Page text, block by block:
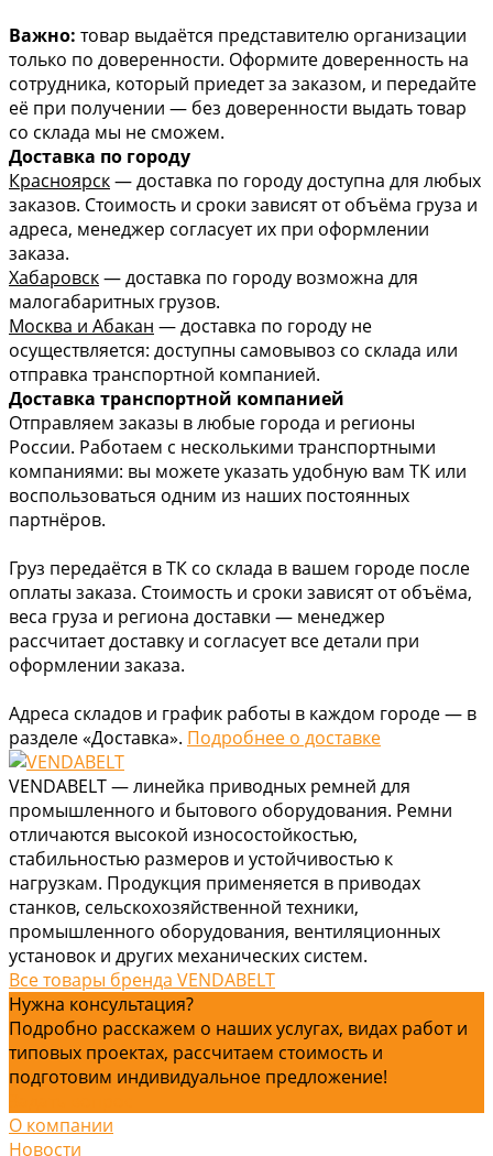
Важно: товар выдаётся представителю организации
только по доверенности. Оформите доверенность на
сотрудника, который приедет за заказом, и передайте
её при получении — без доверенности выдать товар
со склада мы не сможем.
Доставка по городу
Красноярск— доставка по городу доступна для любых
заказов. Стоимость и сроки зависят от объёма груза и
адреса, менеджер согласует их при оформлении
заказа.
Хабаровск— доставка по городу возможна для
малогабаритных грузов.
Москва и Абакан — доставка по городу не
осуществляется: доступны самовывоз со склада или
отправка транспортной компанией.
Доставка транспортной компанией
Отправляем заказы в любые города и регионы
России. Работаем с несколькими транспортными
компаниями: вы можете указать удобную вам ТК или
воспользоваться одним из наших постоянных
партнёров.
Груз передаётся в ТК со склада в вашем городе после
оплаты заказа. Стоимость и сроки зависят от объёма,
веса груза и региона доставки — менеджер
рассчитает доставку и согласует все детали при
оформлении заказа.
Адреса складов и график работы в каждом городе — в
разделе «Доставка». Подробнее о доставке
VENDABELT — линейка приводных ремней для
промышленного и бытового оборудования. Ремни
отличаются высокой износостойкостью,
стабильностью размеров и устойчивостью к
нагрузкам. Продукция применяется в приводах
станков, сельскохозяйственной техники,
промышленного оборудования, вентиляционных
установок и других механических систем.
Все товары бренда VENDABELT
Нужна консультация?
Подробно расскажем о наших услугах, видах работ и
типовых проектах, рассчитаем стоимость и
подготовим индивидуальное предложение!
О компании
Новости